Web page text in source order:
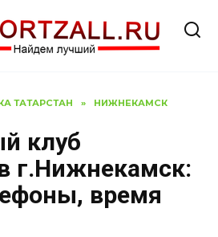
ТАТАРСТАН » НИЖНЕКАМСК
клуб
г.Нижнекамск:
время